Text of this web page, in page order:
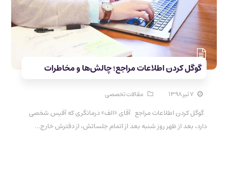
گوگل کردن اطلاعات مراجع؛ چالش‌ها و مخاطرات
۷ تیر ۱۳۹۸ مقالات تخصصی
گوگل کردن اطلاعات مراجع آقای «الف» درمانگری که آفیس شخصی
دارد، بعد از ظهر روز شنبه بعد از اتمام جلساتش، از دفترش خارج…